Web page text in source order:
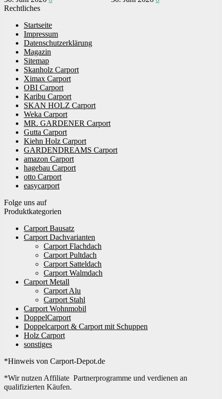
Rechtliches
Startseite
Impressum
Datenschutzerklärung
Magazin
Sitemap
Skanholz Carport
Ximax Carport
OBI Carport
Karibu Carport
SKAN HOLZ Carport
Weka Carport
MR. GARDENER Carport
Gutta Carport
Kiehn Holz Carport
GARDENDREAMS Carport
amazon Carport
hagebau Carport
otto Carport
easycarport
Folge uns auf
Produktkategorien
Carport Bausatz
Carport Dachvarianten
Carport Flachdach
Carport Pultdach
Carport Satteldach
Carport Walmdach
Carport Metall
Carport Alu
Carport Stahl
Carport Wohnmobil
DoppelCarport
Doppelcarport & Carport mit Schuppen
Holz Carport
sonstiges
*Hinweis von Carport-Depot.de
*Wir nutzen Affiliate Partnerprogramme und verdienen an
qualifizierten Käufen.